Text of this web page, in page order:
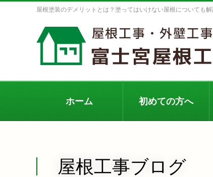
屋根塗装のデメリットとは？塗ってはいけない屋根についても
ホーム 初めての方へ
屋根工事ブログ